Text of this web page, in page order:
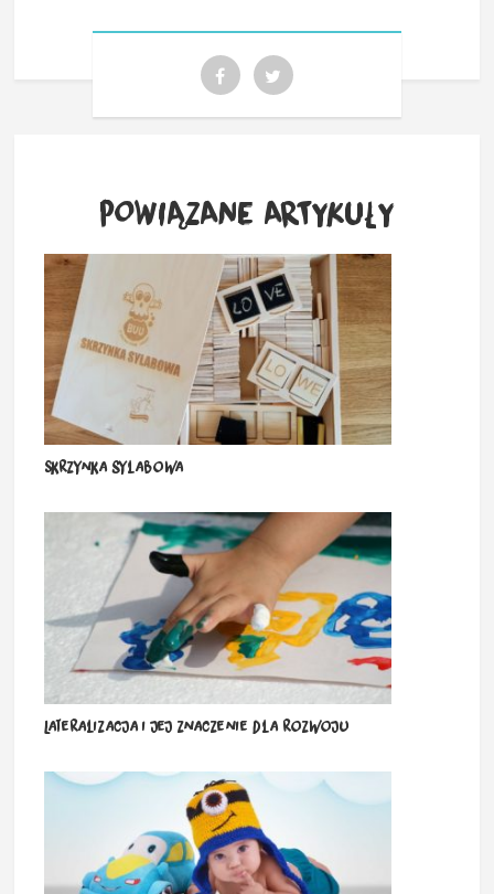
POWIĄZANE ARTYKUŁY
Skrzynka sylabowa
Lateralizacja i jej znaczenie dla rozwoju